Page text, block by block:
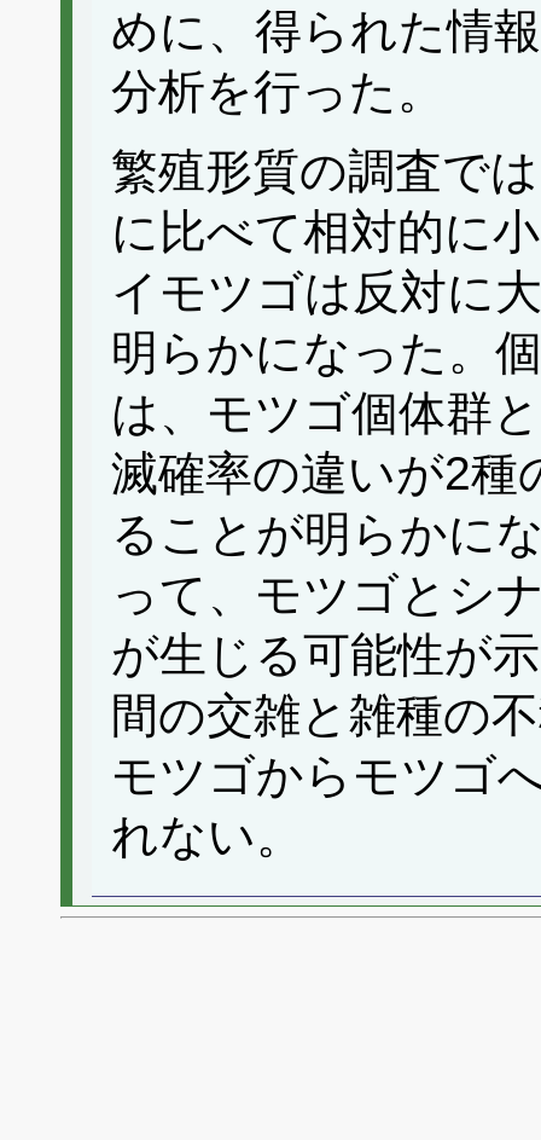
めに、得られた情
分析を行った。
繁殖形質の調査で
に比べて相対的に
イモツゴは反対に
明らかになった。
は、モツゴ個体群
滅確率の違いが2種
ることが明らかに
って、モツゴとシ
が生じる可能性が
間の交雑と雑種の
モツゴからモツゴ
れない。